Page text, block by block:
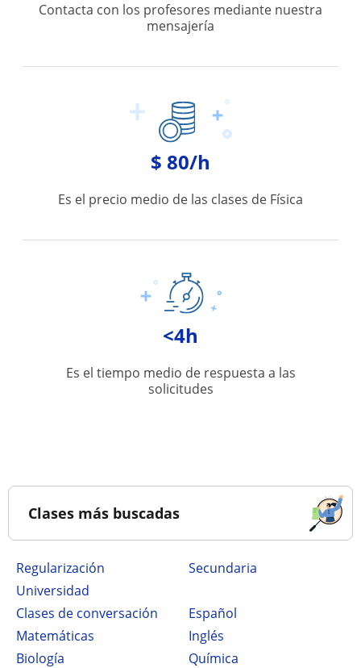
Contacta con los profesores mediante nuestra
mensajería
$ 80/h
Es el precio medio de las clases de Física
<4h
Es el tiempo medio de respuesta a las
solicitudes
Clases más buscadas
Regularización
secundaria
Universidad
Clases de conversación
Español
Matemáticas
Inglés
Biología
Química